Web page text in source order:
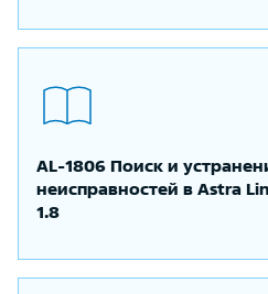
AL-1806 Поиск и
неисправностей в Astra
1.8